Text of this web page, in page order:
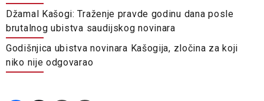
Džamal Kašogi: Traženje pravde godinu dana posle
brutalnog ubistva saudijskog novinara
Godišnjica ubistva novinara Kašogija, zločina za koji
niko nije odgovarao